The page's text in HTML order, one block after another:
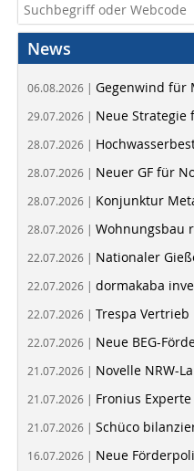
News
06.08.2026 | Gegenwind für
29.07.2026 | Neue Strategie
28.07.2026 |
28.07.2026 | Neuer GF für
28.07.2026 | Konjunktur
28.07.2026 | Wohnungsbau
22.07.2026 | Nationaler
22.07.2026 | dormakaba
22.07.2026 | Trespa
22.07.2026 | Neue BEG-
21.07.2026 | Novelle NRW-
21.07.2026 | Fronius
21.07.2026 | Schüco
16.07.2026 | Neue